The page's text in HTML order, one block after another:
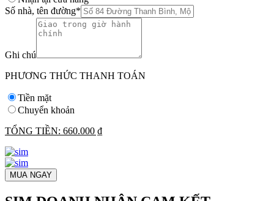
Số nhà, tên đường*
Ghi chú
PHƯƠNG THỨC THANH TOÁN
Tiền mặt
Chuyển khoản
TỔNG TIỀN: 660.000 ₫
MUA NGAY